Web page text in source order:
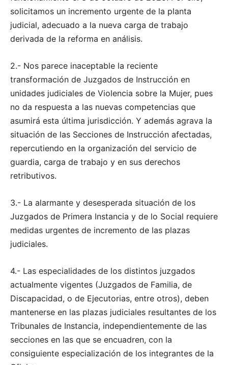
solicitamos un incremento urgente de la planta
judicial, adecuado a la nueva carga de trabajo
derivada de la reforma en análisis.
2.- Nos parece inaceptable la reciente
transformación de Juzgados de Instrucción en
unidades judiciales de Violencia sobre la Mujer, pues
no da respuesta a las nuevas competencias que
asumirá esta última jurisdicción. Y además agrava la
situación de las Secciones de Instrucción afectadas,
repercutiendo en la organización del servicio de
guardia, carga de trabajo y en sus derechos
retributivos.
3.- La alarmante y desesperada situación de los
Juzgados de Primera Instancia y de lo Social requiere
medidas urgentes de incremento de las plazas
judiciales.
4.- Las especialidades de los distintos juzgados
actualmente vigentes (Juzgados de Familia, de
Discapacidad, o de Ejecutorias, entre otros), deben
mantenerse en las plazas judiciales resultantes de los
Tribunales de Instancia, independientemente de las
secciones en las que se encuadren, con la
consiguiente especialización de los integrantes de la